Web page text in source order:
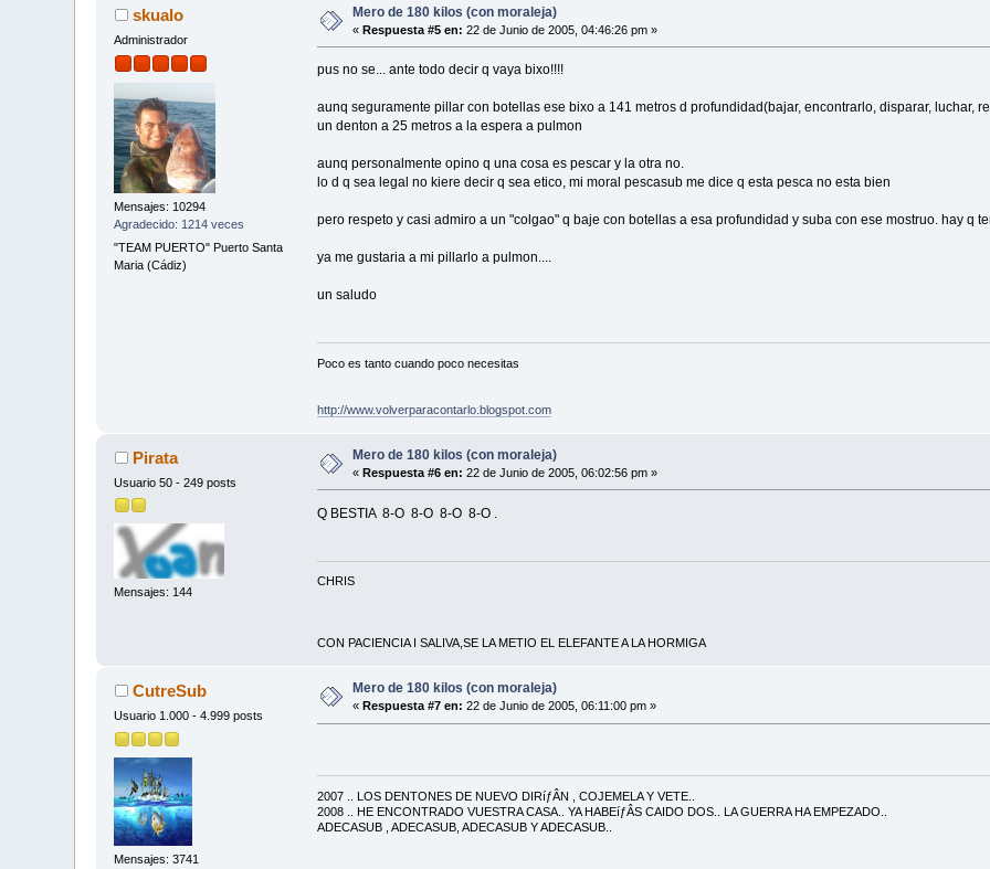
skualo
Administrador
Mensajes: 10294
Agradecido: 1214 veces
"TEAM PUERTO" Puerto Santa
Maria (Cádiz)
Mero de 180 kilos (con moraleja)
«Respuesta #5 en: 22 de Junio de 2005, 04:46:26 pm »
pus no se... ante todo decir q vaya bixo!!!!
aunq seguramente pillar con botellas ese bixo a 141 metros d profundidad(bajar, encontrarlo, disparar, luchar,
un denton a 25 metros a la espera a pulmon
aunq personalmente opino q una cosa es pescar y la otra no.
lo d q sea legal no kiere decir q sea etico, mi moral pescasub me dice q esta pesca no esta bien
pero respeto y casi admiro a un "colgao" q baje con botellas a esa profundidad y suba con ese mostruo. hay q
ya me gustaria a mi pillarlo a pulmon....
un saludo
Poco es tanto cuando poco necesitas
http://www.volverparacontarlo.blogspot.com
Pirata
Usuario 50 - 249 posts
Mensajes: 144
Mero de 180 kilos (con moraleja)
«Respuesta #6 en: 22 de Junio de 2005, 06:02:56 pm »
Q BESTIA 8-O 8-O 8-O 8-O .
CHRIS
CON PACIENCIA I SALIVA,SE LA METIO EL ELEFANTE A LA HORMIGA
CutreSub
Usuario 1.000 - 4.999 posts
Mensajes: 3741
Mero de 180 kilos (con moraleja)
« Respuesta #7 en: 22 de Junio de 2005, 06:11:00 pm »
2007 .. LOS DENTONES DE NUEVO DIRíƒÂN , COJEMELA Y VETE..
2008 .. HE ENCONTRADO VUESTRA CASA.. YA HABEíƒÂS CAIDO DOS.. LA GUERRA HA EMPEZADO..
ADECASUB , ADECASUB, ADECASUB Y ADECASUB..